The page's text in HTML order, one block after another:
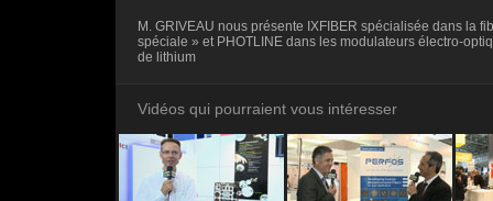
frameborder="0"></iframe>
M. GRIVEAU nous présente IXFIBER spécialisée dans la
spéciale » et PHOTLINE dans les modulateurs électro-
de lithium
Vidéos qui pourraient vous intéresser